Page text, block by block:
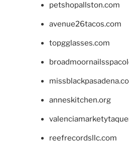
petshopallston.com
avenue26tacos.com
topgglasses.com
anneskitchen.org
reefrecordsllc.com